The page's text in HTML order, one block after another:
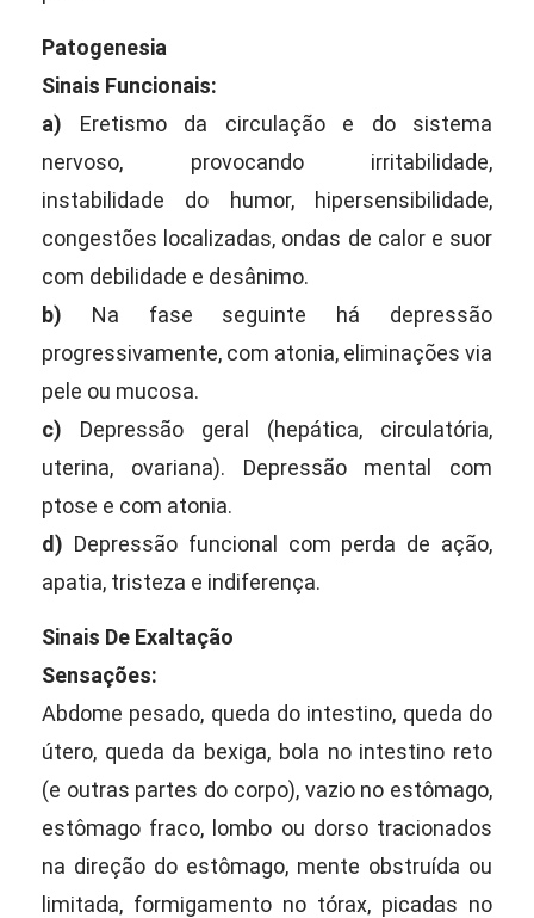
Patogenesia
Sinais Funcionais:
a) Eretismo da circulação e do sistema
nervoso, provocando irritabilidade,
instabilidade do humor, hipersensibilidade,
congestões localizadas, ondas de calor e suor
com debilidade e desânimo.
b) Na fase seguinte há depressão
progressivamente, com atonia, eliminações via
pele ou mucosa.
c) Depressão geral (hepática, circulatória,
uterina, ovariana). Depressão mental com
ptose e com atonia.
d) Depressão funcional com perda de ação,
apatia, tristeza e indiferença.
Sinais De Exaltação
Sensações:
Abdome pesado, queda do intestino, queda do
útero, queda da bexiga, bola no intestino reto
(e outras partes do corpo), vazio no estômago,
estômago fraco, lombo ou dorso tracionados
na direção do estômago, mente obstruída ou
limitada, formigamento no tórax, picadas no